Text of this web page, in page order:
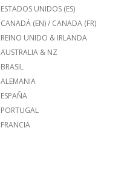
ESTADOS UNIDOS (ES)
CANADÁ (EN)/ CANADA (FR)
REINO UNIDO & IRLANDA
AUSTRALIA & NZ
BRASIL
ALEMANIA
ESPAÑA
PORTUGAL
FRANCIA